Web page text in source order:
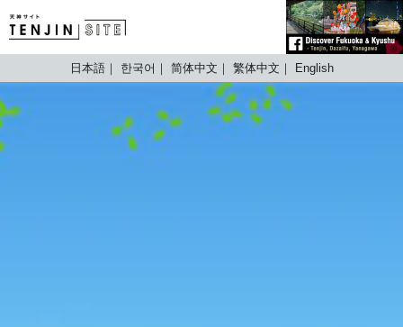
TENJIN SITE
日本語 한국어 简体中文 繁体中文 English